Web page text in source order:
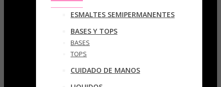
ESMALTES SEMIPERMANENTES
BASES Y TOPS
BASES
TOPS
CUIDADO DE MANOS